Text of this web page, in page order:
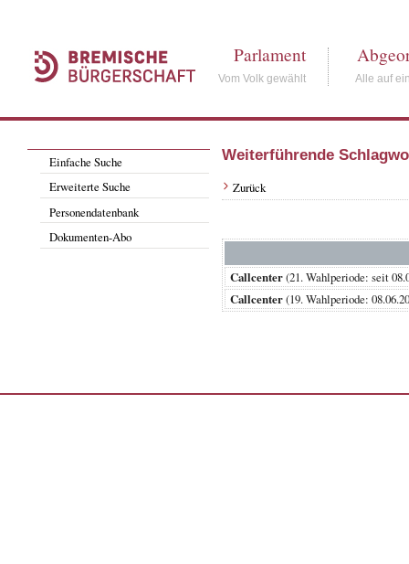
Parlament
Vom Volk gewählt Alle auf
Einfache Suche
Erweiterte Suche
Personendatenbank
Dokumenten-Abo
Weiterführende
Zurück
Callcenter(21. Wahlperiode:
Callcenter(19. Wahlperiode: